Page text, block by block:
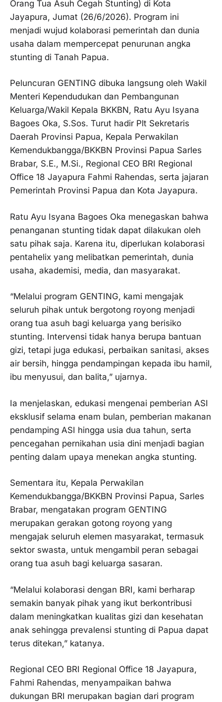
Orang Tua Asuh Cegah Stunting) di Kota
Jayapura, Jumat (26/6/2026). Program ini
menjadi wujud kolaborasi pemerintah dan dunia
usaha dalam mempercepat penurunan angka
stunting di Tanah Papua.
Peluncuran GENTING dibuka langsung oleh Wakil
Menteri Kependudukan dan Pembangunan
Keluarga/Wakil Kepala BKKBN, Ratu Ayu Isyana
Bagoes Oka, S.Sos. Turut hadir Plt Sekretaris
Daerah Provinsi Papua, Kepala Perwakilan
Kemendukbangga/BKKBN Provinsi Papua Sarles
Brabar, S.E., M.Si., Regional CEO BRI Regional
Office 18 Jayapura Fahmi Rahendas, serta jajaran
Pemerintah Provinsi Papua dan Kota Jayapura.
Ratu Ayu Isyana Bagoes Oka menegaskan bahwa
penanganan stunting tidak dapat dilakukan oleh
satu pihak saja. Karena itu, diperlukan kolaborasi
pentahelix yang melibatkan pemerintah, dunia
usaha, akademisi, media, dan masyarakat.
“Melalui program GENTING, kami mengajak
seluruh pihak untuk bergotong royong menjadi
orang tua asuh bagi keluarga yang berisiko
stunting. Intervensi tidak hanya berupa bantuan
gizi, tetapi juga edukasi, perbaikan sanitasi, akses
air bersih, hingga pendampingan kepada ibu hamil,
ibu menyusui, dan balita,” ujarnya.
Ia menjelaskan, edukasi mengenai pemberian ASI
eksklusif selama enam bulan, pemberian makanan
pendamping ASI hingga usia dua tahun, serta
pencegahan pernikahan usia dini menjadi bagian
penting dalam upaya menekan angka stunting.
Sementara itu, Kepala Perwakilan
Kemendukbangga/BKKBN Provinsi Papua, Sarles
Brabar, mengatakan program GENTING
merupakan gerakan gotong royong yang
mengajak seluruh elemen masyarakat, termasuk
sektor swasta, untuk mengambil peran sebagai
orang tua asuh bagi keluarga sasaran.
“Melalui kolaborasi dengan BRI, kami berharap
semakin banyak pihak yang ikut berkontribusi
dalam meningkatkan kualitas gizi dan kesehatan
anak sehingga prevalensi stunting di Papua dapat
terus ditekan,” katanya.
Regional CEO BRI Regional Office 18 Jayapura,
Fahmi Rahendas, menyampaikan bahwa
dukungan BRI merupakan bagian dari program